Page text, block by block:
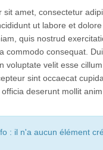
sit amet, consectetur
ut labore et
quis nostrud
commodo consequat.
voluptate velit esse
sint occaecat
deserunt mollit
: il n'a aucun élément